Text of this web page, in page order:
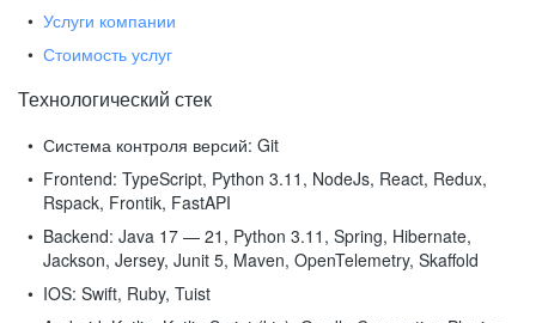
Услуги компании
Стоимость услуг
Технологический стек
Система контроля версий: Git
Frontend: TypeScript, Python 3.11, NodeJs, React, Redux,
Rspack, Frontik, FastAPI
Backend: Java 17 — 21, Python 3.11, Spring, Hibernate,
Jackson, Jersey, Junit 5, Maven, OpenTelemetry, Skaffold
IOS: Swift, Ruby, Tuist